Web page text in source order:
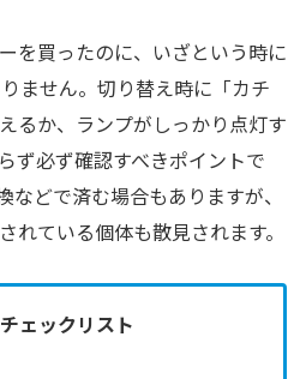
を買ったのに、いざという時に
ません。切り替え時に「カチ
るか、ランプがしっかり点灯す
ず必ず確認すべきポイントで
などで済む場合もありますが、
れている個体も散見されます。
ェックリスト